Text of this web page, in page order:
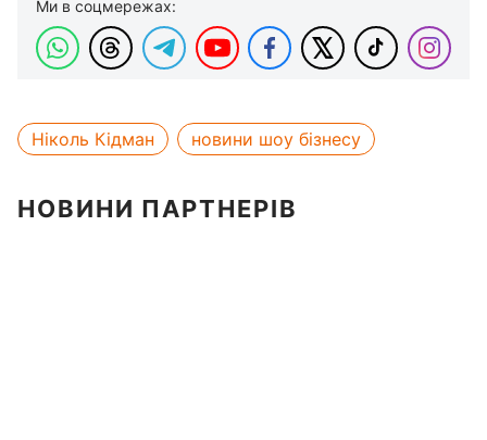
Ми в соцмережах:
Ніколь Кідман новини шоу бізнесу
НОВИНИ ПАРТНЕРІВ